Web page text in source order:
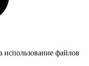
использование файлов